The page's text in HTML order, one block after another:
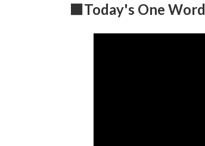
■Today's One Word